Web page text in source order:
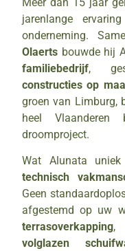
jarenlange
onderneming.
Olaerts bouwde hij
familiebedrijf,
constructies op
groen van Limburg,
heel
droomproject.
Wat Alunata
technisch
Geen
afgestemd op uw
terrasoverkapping,
volglazen